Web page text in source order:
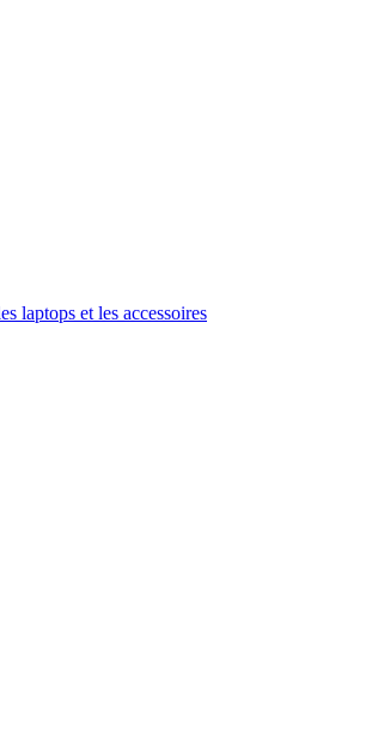
laptops et les accessoires